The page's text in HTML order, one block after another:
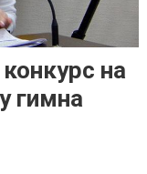
на
гимна